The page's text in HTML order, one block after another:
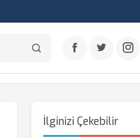
İlginizi Çekebilir